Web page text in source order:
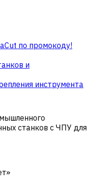
по промокоду!
и
инструмента
станков с ЧПУ для